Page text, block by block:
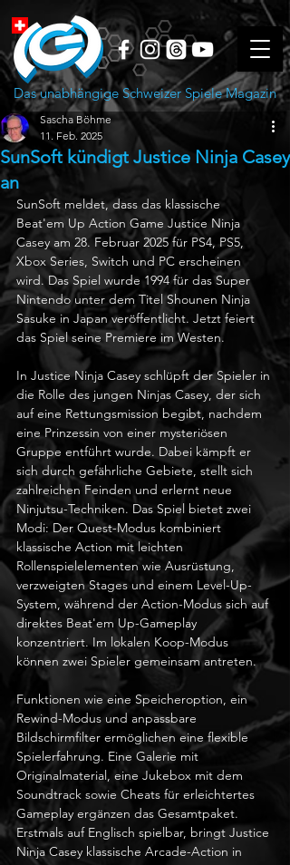
Das unabhängige Schweizer Spiele Magazin
SunSoft kündigt Justice Ninja Casey
an
Sascha Böhme
11. Feb. 2025
SunSoft meldet, dass das klassische
Beat'em Up Action Game Justice Ninja
Casey am 28. Februar 2025 für PS4, PS5,
Xbox Series, Switch und PC erscheinen
wird. Das Spiel wurde 1994 für das Super
Nintendo unter dem Titel Shounen Ninja
Sasuke in Japan veröffentlicht. Jetzt feiert
das Spiel seine Premiere im Westen.
In Justice Ninja Casey schlüpft der Spieler in
die Rolle des jungen Ninjas Casey, der sich
auf eine Rettungsmission begibt, nachdem
eine Prinzessin von einer mysteriösen
Gruppe entführt wurde. Dabei kämpft er
sich durch gefährliche Gebiete, stellt sich
zahlreichen Feinden und erlernt neue
Ninjutsu-Techniken. Das Spiel bietet zwei
Modi: Der Quest-Modus kombiniert
klassische Action mit leichten
Rollenspielelementen wie Ausrüstung,
verzweigten Stages und einem Level-Up-
System, während der Action-Modus sich auf
direktes Beat'em Up-Gameplay
konzentriert. Im lokalen Koop-Modus
können zwei Spieler gemeinsam antreten.
Funktionen wie eine Speicheroption, ein
Rewind-Modus und anpassbare
Bildschirmfilter ermöglichen eine flexible
Spielerfahrung. Eine Galerie mit
Originalmaterial, eine Jukebox mit dem
Soundtrack sowie Cheats für erleichtertes
Gameplay ergänzen das Gesamtpaket.
Erstmals auf Englisch spielbar, bringt Justice
Ninja Casey klassische Arcade-Action in